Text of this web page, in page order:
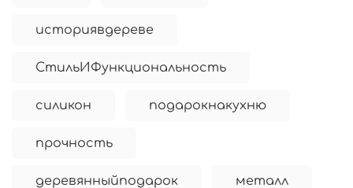
историявдереве
СтильИФункциональность
силикон подарокнакухню
прочность
деревянныйподарок металл